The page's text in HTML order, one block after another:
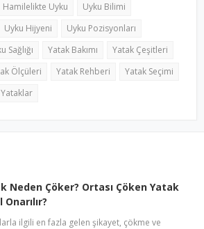
Hamilelikte Uyku
Uyku Bilimi
Uyku Hijyeni
Uyku Pozisyonları
Sağlığı Yatak Bakımı
Yatak Çeşitleri
Ölçüleri Yatak Rehberi
Yatak Seçimi
Yataklar
Neden Çöker? Ortası Çöken Yatak
Onarılır?
ilgili en fazla gelen şikayet, çökme ve